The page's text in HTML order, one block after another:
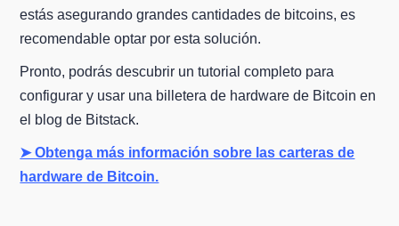
estás asegurando grandes cantidades de bitcoins, es
recomendable optar por esta solución.
Pronto, podrás descubrir un tutorial completo para
configurar y usar una billetera de hardware de Bitcoin en
el blog de Bitstack.
➤ Obtenga más información sobre las carteras de
hardware de Bitcoin.